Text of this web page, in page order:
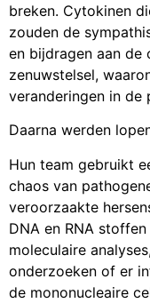
breken. Cytokinen
zouden de
en bijdragen aan de
zenuwstelsel,
veranderingen in de
Daarna werden
Hun team gebruikt
chaos van
veroorzaakte
DNA en RNA
moleculaire
onderzoeken of er
de mononucleaire